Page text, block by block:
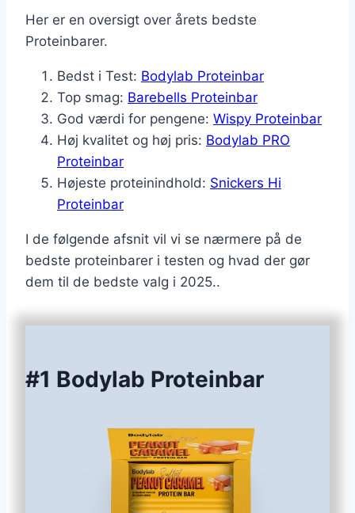
Her er en oversigt over årets bedste
Proteinbarer.
Bedst i Test: Bodylab Proteinbar
Top smag: Barebells Proteinbar
God værdi for pengene: Wispy Proteinbar
Høj kvalitet og høj pris: Bodylab PRO
Proteinbar
Højeste proteinindhold: Snickers Hi
Proteinbar
I de følgende afsnit vil vi se nærmere på de
bedste proteinbarer i testen og hvad der gør
dem til de bedste valg i 2025..
#1 Bodylab Proteinbar